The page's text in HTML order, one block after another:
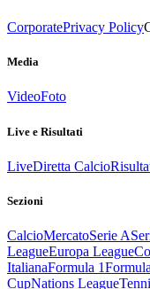
CorporatePrivacy Policy
Media
VideoFoto
Live e Risultati
LiveDiretta Calcio
Sezioni
CalcioMercatoSerie A
LeagueEuropa League
ItalianaFormula 1
CupNations League